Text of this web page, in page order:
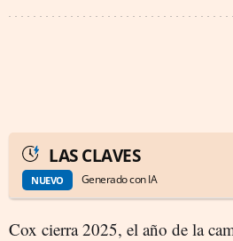
LAS CLAVES
NUEVO Generado con IA
Cox cierra 2025, el año de la